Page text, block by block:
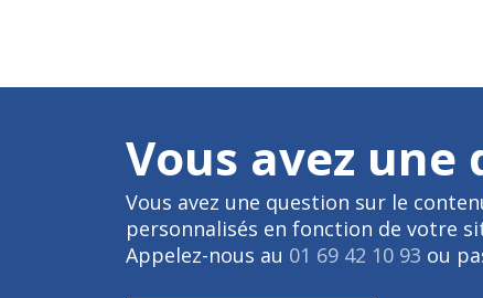
Vous avez une
Vous avez une question sur le
personnalisés en fonction de votre
Appelez-nous au 01 69 42 10 93 ou